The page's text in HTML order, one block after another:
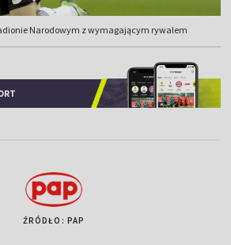
Narodowym z wymagającym rywalem
ŹRÓDŁO: PAP